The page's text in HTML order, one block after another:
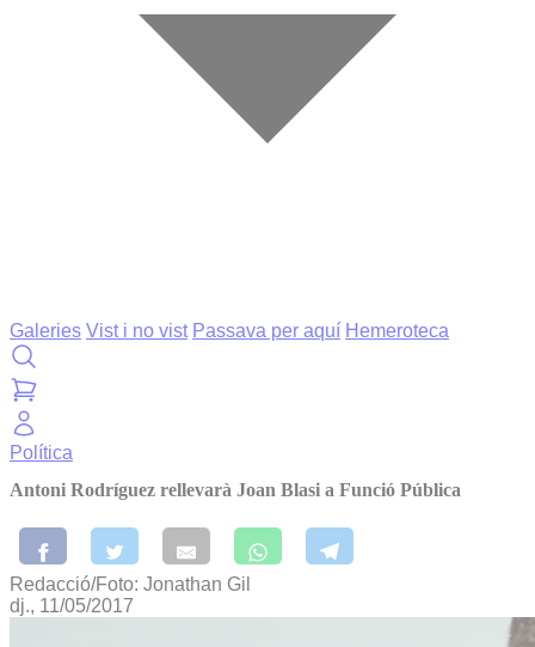
Galeries Vist i no vist Passava per aquí Hemeroteca
Política
Antoni Rodríguez rellevarà Joan Blasi a Funció Pública
Redacció/Foto: Jonathan Gil
dj., 11/05/2017